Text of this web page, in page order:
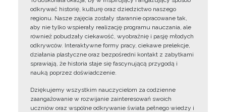
odkrywać historię, kulturę oraz dziedzictwo naszego
regionu. Nasze zajęcia zostały starannie opracowane tak,
aby nie tylko wspierały realizację programu nauczania, ale
również pobudzały ciekawość, wyobraźnię i pasję młodych
odkrywców. Interaktywne formy pracy, ciekawe prelekcje,
działania plastyczne oraz bezpośredni kontakt z zabytkami
sprawiają, że historia staje się fascynującą przygodą i
nauką poprzez doświadczenie.
Dziękujemy wszystkim nauczycielom za codzienne
zaangażowanie w rozwijanie zainteresowań swoich
uczniów oraz wspólne odkrywanie świata pełnego wiedzy i